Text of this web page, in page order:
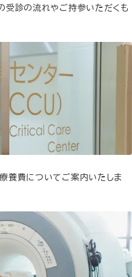
受診の流れやご持参いただくも
養費についてご案内いたしま